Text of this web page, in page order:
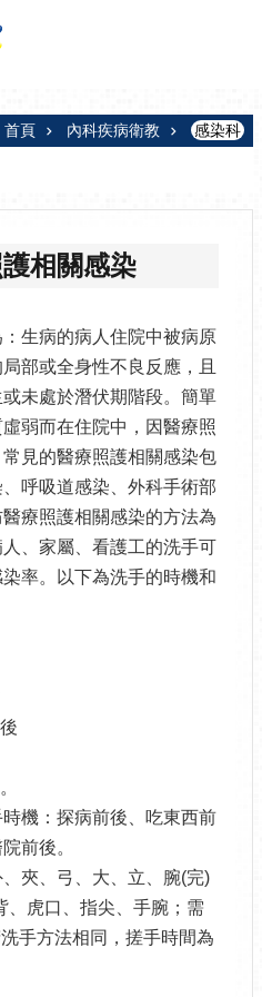
首頁 內科疾病衛教 感染科
相關感染
生病的病人住院中被病原
部或全身性不良反應，且
未處於潛伏期階段。簡單
弱而在住院中，因醫療照
見的醫療照護相關感染包
呼吸道感染、外科手術部
療照護相關感染的方法為
、家屬、看護工的洗手可
率。以下為洗手的時機和
機：探病前後、吃東西前
前後。
夾、弓、大、立、腕(完)
、虎口、指尖、手腕；需
手方法相同，搓手時間為